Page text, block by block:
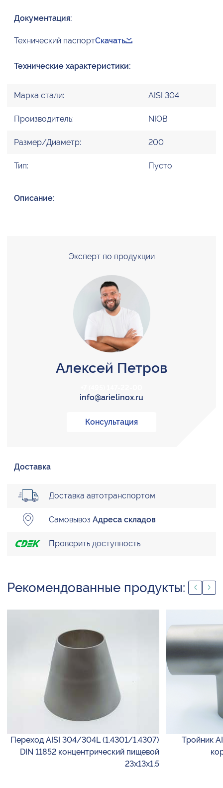
Документация:
Технический паспортСкачать
Технические характеристики:
Марка стали: AISI 304
Производитель: NIOB
Размер/Диаметр: 200
Тип: Пусто
Описание:
Эксперт по продукции
Алексей Петров
info@arielinox.ru
Консультация
Доставка
Доставка автотранспортом
Самовывоз Адреса складов
Проверить доступность
Рекомендованные продукты:
Переход AISI 304/304L (1.4301/1.4307)
DIN 11852 концентрический пищевой
23х13х1,5
Тройник